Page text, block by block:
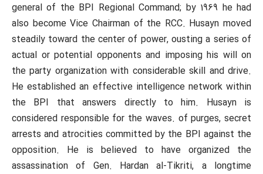
general of the BPI Regional Command; by 1969 he had
also become Vice Chairman of the RCC. Husayn moved
steadily toward the center of power, ousting a series of
actual or potential opponents and imposing his will on
the party organization with considerable skill and drive.
He established an effective intelligence network within
the BPI that answers directly to him. Husayn is
considered responsible for the waves. of purges, secret
arrests and atrocities committed by the BPI against the
opposition. He is believed to have organized the
assassination of Gen. Hardan al-Tikriti, a longtime